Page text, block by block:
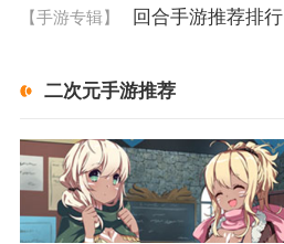
【手游专辑】 回合手游推荐排行
二次元手游推荐